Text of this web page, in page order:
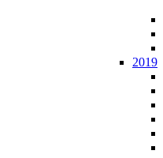
2019